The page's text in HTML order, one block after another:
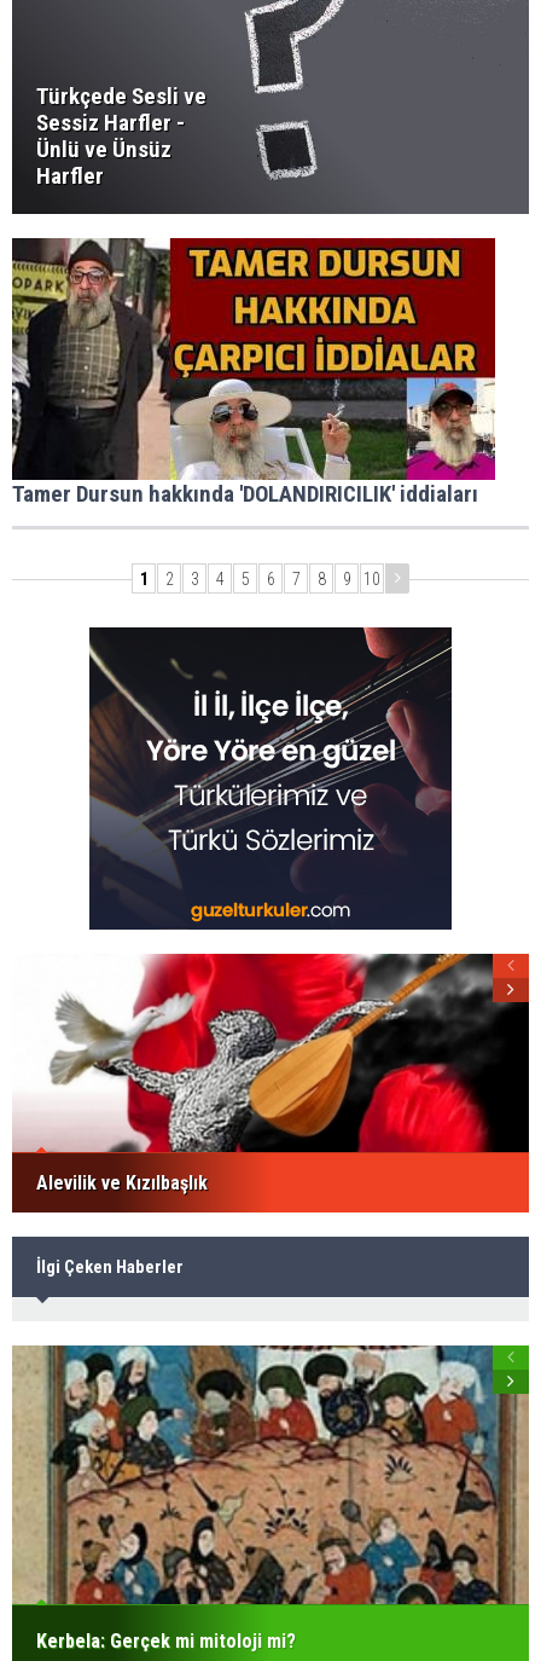
Türkçede Sesli ve
Sessiz Harfler -
Ünlü ve Ünsüz
Harfler
Tamer Dursun hakkında 'DOLANDIRICILIK' iddiaları
1 2 3 4 5 6 7 8 9 10
Alevilik ve Kızılbaşlık
İlgi Çeken Haberler
Kerbela: Gerçek mi mitoloji mi?